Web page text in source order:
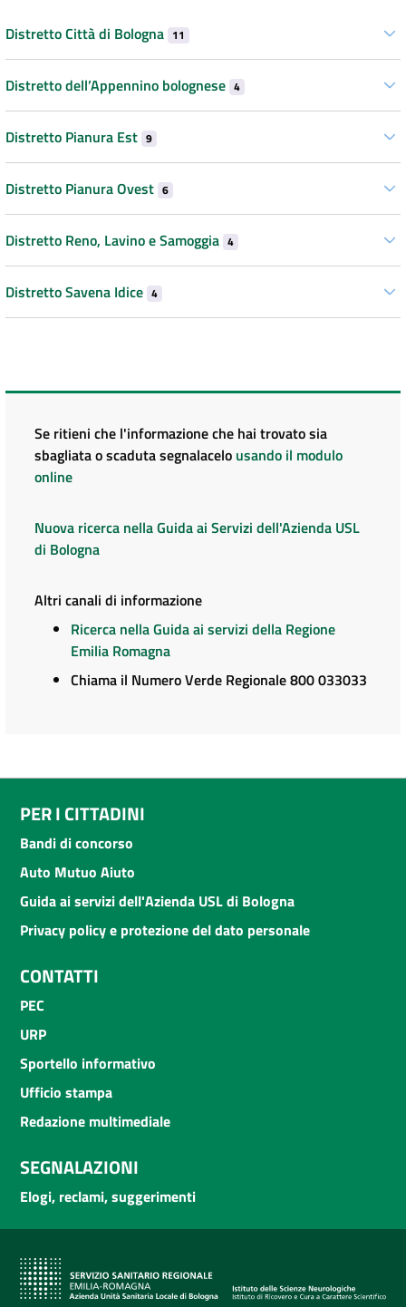
Distretto Città di Bologna 11
Distretto dell’Appennino bolognese 4
Distretto Pianura Est 9
Distretto Pianura Ovest 6
Distretto Reno, Lavino e Samoggia 4
Distretto Savena Idice 4
Se ritieni che l'informazione che hai trovato sia
sbagliata o scaduta segnalacelo usando il modulo
online
Nuova ricerca nella Guida ai Servizi dell'Azienda USL
di Bologna
Altri canali di informazione
Ricerca nella Guida ai servizi della Regione
Emilia Romagna
Chiama il Numero Verde Regionale 800 033033
PER I CITTADINI
Bandi di concorso
Auto Mutuo Aiuto
Guida ai servizi dell'Azienda USL di Bologna
Privacy policy e protezione del dato personale
CONTATTI
PEC
URP
Sportello informativo
Ufficio stampa
Redazione multimediale
SEGNALAZIONI
Elogi, reclami, suggerimenti